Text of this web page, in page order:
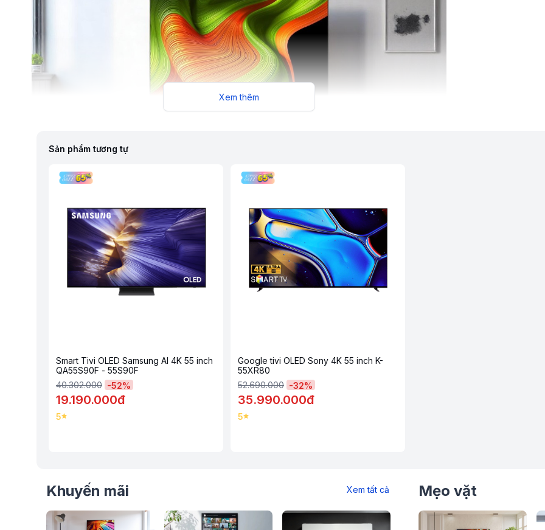
Thiết kế sang trọng và tinh tế, chân đế lõi kim loại cứng cáp
Với kích thước 55 inch, tivi phù hợp cả khi đặt trên kệ lẫn treo tường, đồng thời cũng linh hoạt với nhiều
kiểu bố trí nội thất khác nhau. Dù bạn muốn biến phòng khách thành rạp chiếu phim tại gia hay chỉ đơn
giản là cần một thiết bị hiện đại cho nhu cầu giải trí, thiết kế của tivi LG OLED55B5PSA đều đáp ứng hoàn
Bộ xử lý α8 AI 4K Gen2 tái hiện khung hình sống động
Xem thêm
Sản phẩm tương tự
Smart Tivi OLED Samsung AI 4K 55 inch
QA55S90F - 55S90F
40.302.000 -52%
19.190.000đ
5
Google tivi OLED Sony 4K 55 inch K-
55XR80
52.690.000 -32%
35.990.000đ
5
Khuyến mãi Xem tất cả Mẹo vặt